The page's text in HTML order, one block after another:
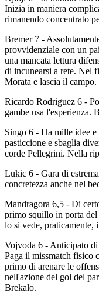
Inizia in maniera
rimanendo concentrato
Bremer 7 -
provvidenziale con un
una mancata lettura
di incunearsi a rete. Nel
Morata e lascia il campo.
Ricardo Rodriguez 6 -
gambe usa l'esperienza.
Singo 6 - Ha mille idee
pasticcione e sbaglia
corde Pellegrini. Nella
Lukic 6 - Gara di
concretezza anche nel
Mandragora 6,5 - Di
primo squillo in porta del
lo si vede, praticamente,
Vojvoda 6 - Anticipato di
Paga il missmatch fisico
primo di arenare le
nell'azione del gol del
Brekalo.